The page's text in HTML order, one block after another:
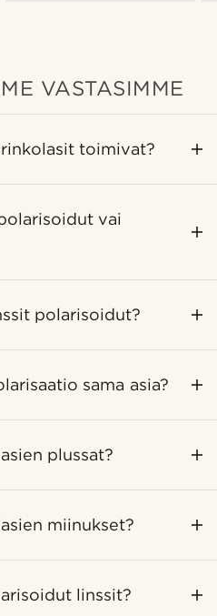
VASTASIMME
toimivat?
vai
polarisoidut?
sama asia?
plussat?
miinukset?
linssit?